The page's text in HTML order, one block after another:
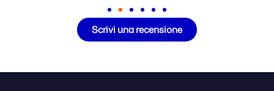
Scrivi una recensione